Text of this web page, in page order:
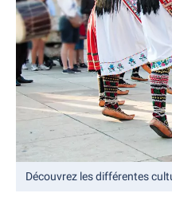
Découvrez les différentes